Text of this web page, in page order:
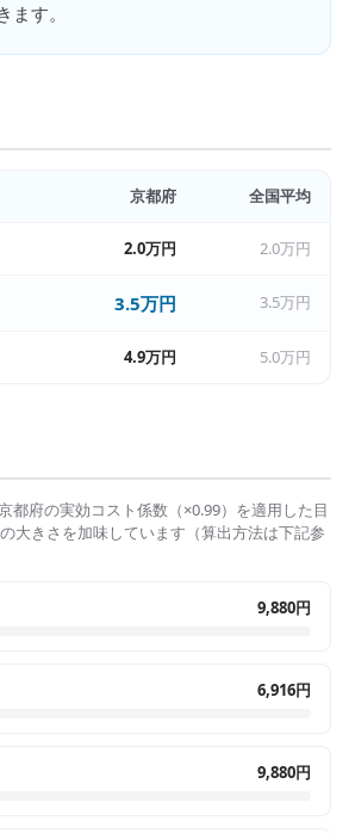
す。
京都府 全国平均
2.0万円 2.0万円
3.5万円 3.5万円
4.9万円 5.0万円
都府の実効コスト係数（×0.99）を適用した目
大きさを加味しています（算出方法は下記参
9,880円
6,916円
9,880円